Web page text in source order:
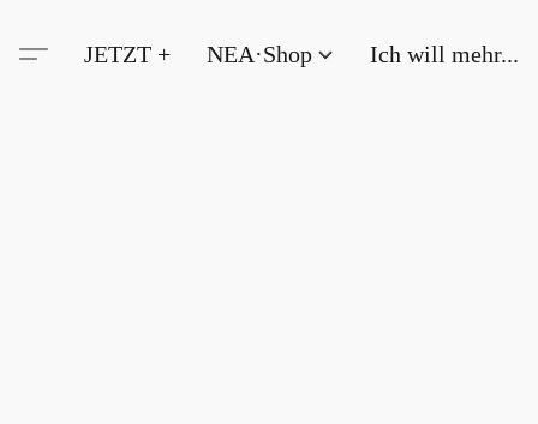
JETZT + NEA·Shop Ich will mehr...